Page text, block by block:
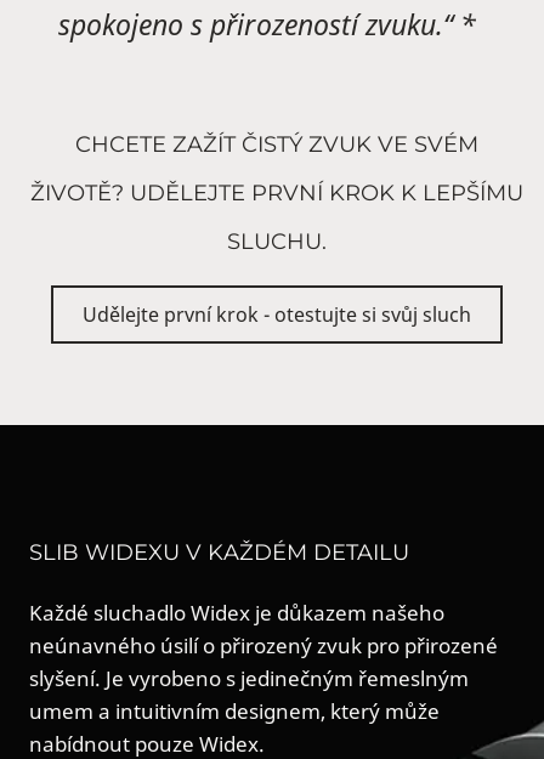
spokojeno s přirozeností zvuku.“ *
CHCETE ZAŽÍT ČISTÝ ZVUK VE SVÉM
ŽIVOTĚ? UDĚLEJTE PRVNÍ KROK K LEPŠÍMU
SLUCHU.
Udělejte první krok - otestujte si svůj sluch
SLIB WIDEXU V KAŽDÉM DETAILU
Každé sluchadlo Widex je důkazem našeho
neúnavného úsilí o přirozený zvuk pro přirozené
slyšení. Je vyrobeno s jedinečným řemeslným
umem a intuitivním designem, který může
nabídnout pouze Widex.